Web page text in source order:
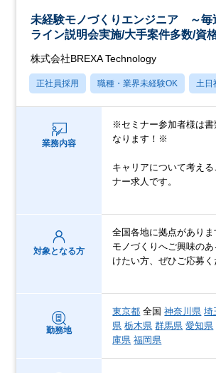
未経験モノづくりエンジニア ～毎
ライン説明会実施/大手案件多数/資
株式会社BREXA Technology
正社員採用 職種・業界未経験OK 土日
業務内容
※セミナー参加者様は書
なります！※
キャリアについて考える
ナー求人です。
対象となる方
全国各地に拠点がありま
モノづくりへご興味の
けたい方、ぜひご応募く
勤務地
東京都 全国神奈川県 埼
県 栃木県 群馬県 愛知県
庫県 福岡県